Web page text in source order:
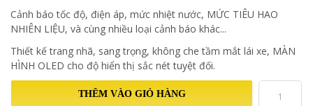
Cảnh báo tốc độ, điện áp, mức nhiệt nước, MỨC TIÊU HAO
NHIÊN LIỆU, và cùng nhiều loại cảnh báo khác...
Thiết kế trang nhã, sang trọng, không che tầm mắt lái xe, MÀN
HÌNH OLED cho độ hiển thị sắc nét tuyệt đối.
THÊM VÀO GIỎ HÀNG